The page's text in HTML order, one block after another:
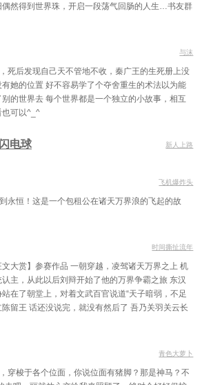
然得到世界珠，开启一段荡气回肠的人生…书友群
与沫
死后发现自己天不管地不收，秦广王的生死册上没
她的位置 好不容易学了个夺舍重生的术法以为能
的世界去 每个世界都是一个独立的小故事，相互
也可以^_^
电球 新人上路
飞机爆炸头
永恒！这是一个包租公在诸天万界浪的飞起的故
时间撕扯流年
文大赏】参赛作品 一朝穿越，凌驾诸天万界之上 机
主，从此以后刘辩开始了他的万界争霸之旅 东汉
在了朝堂上，对着文武百官说道“天子暗弱，不足
留王 话还没说完，就没有然后了 吾乃关羽关云长
青色大萝卜
穿梭于各个位面，你说位面有猪脚？那是神马？不